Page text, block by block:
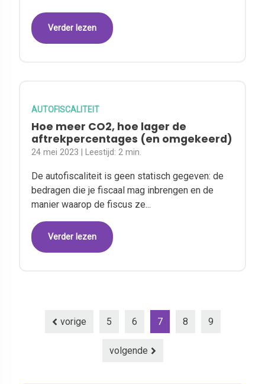
Verder lezen
AUTOFISCALITEIT
Hoe meer CO2, hoe lager de
aftrekpercentages (en omgekeerd)
24 mei 2023 | Leestijd:2 min.
De autofiscaliteit is geen statisch gegeven: de
bedragen die je fiscaal mag inbrengen en de
manier waarop de fiscus ze...
Verder lezen
vorige 5 6 7 8 9
volgende